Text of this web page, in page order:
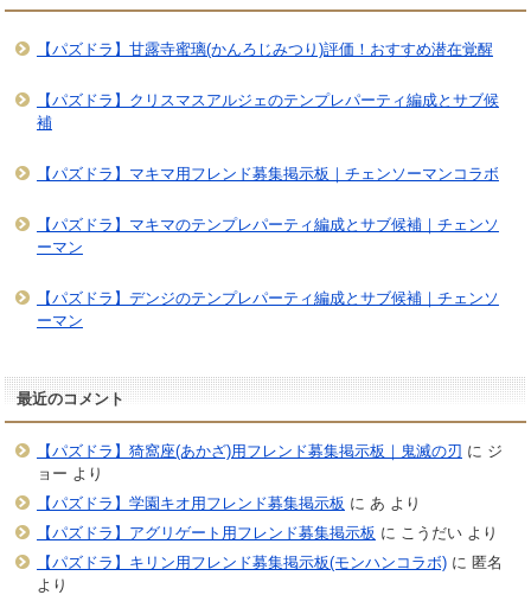
【パズドラ】甘露寺蜜璃(かんろじみつり)評価！おすすめ潜在覚醒
【パズドラ】クリスマスアルジェのテンプレパーティ編成とサブ候
補
【パズドラ】マキマ用フレンド募集掲示板｜チェンソーマンコラボ
【パズドラ】マキマのテンプレパーティ編成とサブ候補｜チェンソ
ーマン
【パズドラ】デンジのテンプレパーティ編成とサブ候補｜チェンソ
ーマン
最近のコメント
【パズドラ】猗窩座(あかざ)用フレンド募集掲示板｜鬼滅の刃 に ジ
ョー より
【パズドラ】学園キオ用フレンド募集掲示板 に あ より
【パズドラ】アグリゲート用フレンド募集掲示板 に こうだいより
【パズドラ】キリン用フレンド募集掲示板(モンハンコラボ)に 匿名
より